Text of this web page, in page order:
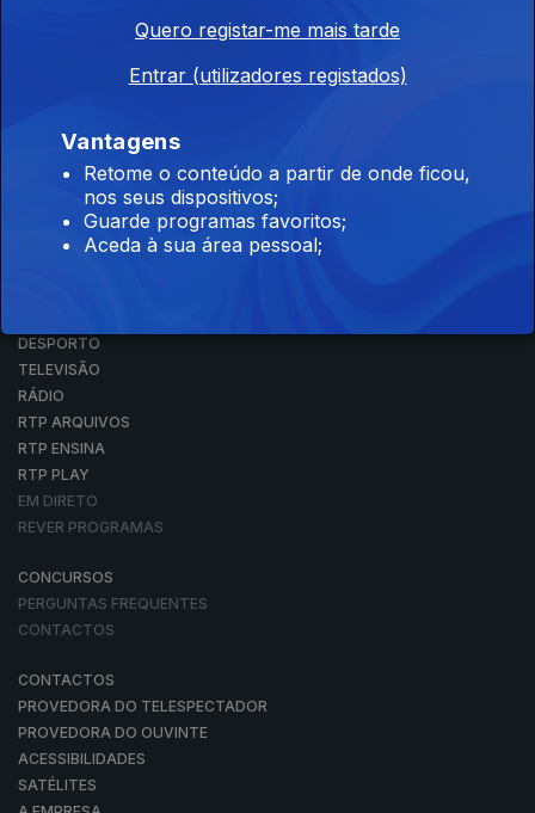
DESPORTO
TELEVISÃO
RÁDIO
RTP ARQUIVOS
RTP ENSINA
RTP PLAY
EM DIRETO
REVER PROGRAMAS
CONCURSOS
PERGUNTAS FREQUENTES
CONTACTOS
CONTACTOS
PROVEDORA DO TELESPECTADOR
PROVEDORA DO OUVINTE
ACESSIBILIDADES
SATÉLITES
Quero registar-me mais tarde
Entrar (utilizadores registados)
Vantagens
Retome o conteúdo a partir de onde ficou,
nos seus dispositivos;
Guarde programas favoritos;
Aceda à sua área pessoal;